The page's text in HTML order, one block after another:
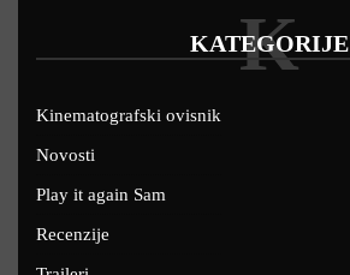
KATEGORIJE
K
Kinematografski ovisnik
Novosti
Play it again Sam
Recenzije